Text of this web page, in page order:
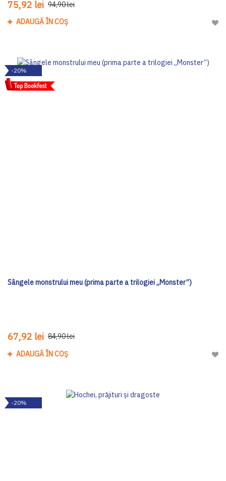
75,92 lei 94,90 lei
ADAUGĂ ÎN COȘ
-20%
Sângele monstrului meu (prima parte a trilogiei „Monster”)
67,92 lei 84,90 lei
ADAUGĂ ÎN COȘ
-20%